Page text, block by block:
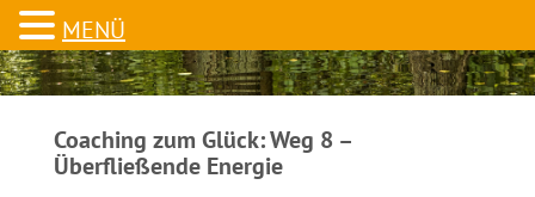
Coaching zum Glück: Weg 8 –
Überfließende Energie
MENÜ